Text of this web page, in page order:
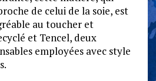
de celui de la soie, est
au toucher et
et Tencel, deux
employées avec style